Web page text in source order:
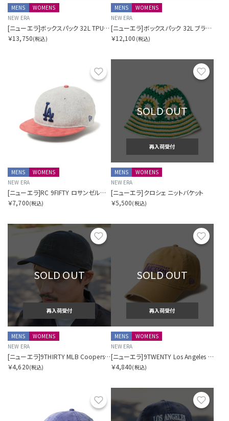
MENS
WOMENS
NEW ERA
[ニューエラ]ボックスパック 32L TPU ブラック
￥13,750(税込)
MENS
WOMENS
NEW ERA
[ニューエラ]ボックスパック 32L ブラック
￥12,100 (税込)
お気に入り
MENS
WOMENS
NEW ERA
[ニューエラ]RC 9FIFTY ロサンゼルス・ドジャース
￥7,700(税込)
SOLD OUT
再入荷受付
MENS
WOMENS
NEW ERA
[ニューエラ]クロシェ ニットバケット
￥5,500(税込)
お気に入り
SOLD OUT
再入荷受付
MENS
WOMENS
NEW ERA
[ニューエラ]9THIRTY MLB Cooperstown Tonal Logo ロサンゼルス・ドジャース クーパーズタウン
￥4,620(税込)
SOLD OUT
再入荷受付
MENS
WOMENS
NEW ERA
[ニューエラ]9TWENTY Los Angeles Pack イタリアンウォッシュ ロサンゼルス・レイカーズ
￥4,840(税込)
お気に入り